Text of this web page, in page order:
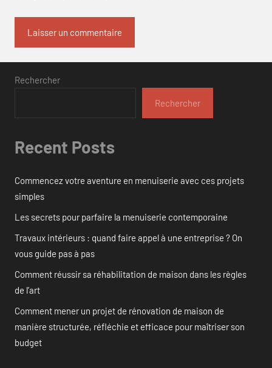
Rechercher
Rechercher
Recent Posts
Commencez votre aventure en menuiserie avec ces projets
simples
Les secrets pour parfaire la menuiserie contemporaine
Travaux intérieurs : quand faire appel à une entreprise ? On
vous guide pas à pas
Comment réussir sa réhabilitation de maison dans les règles
de l’art
Comment mener un projet de rénovation de maison de
manière structurée, réfléchie et efficace pour maîtriser son
budget